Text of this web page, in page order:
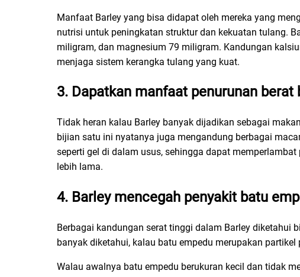
Manfaat Barley yang bisa didapat oleh mereka yang
nutrisi untuk peningkatan struktur dan kekuatan tulang.
miligram, dan magnesium 79 miligram. Kandungan
menjaga sistem kerangka tulang yang kuat.
3. Dapatkan manfaat penurunan berat
Tidak heran kalau Barley banyak dijadikan sebagai
bijian satu ini nyatanya juga mengandung berbagai
seperti gel di dalam usus, sehingga dapat
lebih lama.
4. Barley mencegah penyakit batu
Berbagai kandungan serat tinggi dalam Barley diketahui
banyak diketahui, kalau batu empedu merupakan
Walau awalnya batu empedu berukuran kecil dan tidak